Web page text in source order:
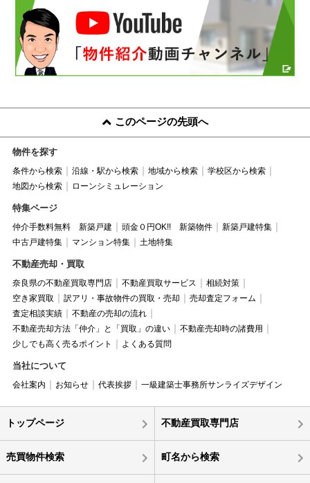
このページの先頭へ
物件を探す
条件から検索 沿線・駅から検索 地域から検索
学校区から検索
地図から検索
ローンシミュレーション
特集ページ
仲介手数料無料 新築戸建 頭金０円OK!! 新築物件
新築戸建特集
中古戸建特集
マンション特集 土地特集
不動産売却・買取
奈良県の不動産買取専門店 不動産買取サービス
相続対策
空き家買取
訳アリ・事故物件の買取・売却
売却査定フォーム
査定相談実績
不動産の売却の流れ
不動産売却方法「仲介」と「買取」の違い
不動産売却時の諸費用
少しでも高く売るポイント
よくある質問
当社について
会社案内 お知らせ 代表挨拶 一級建築士事務所サンライズデザイン
トップページ 不動産買取専門店
売買物件検索 町名から検索